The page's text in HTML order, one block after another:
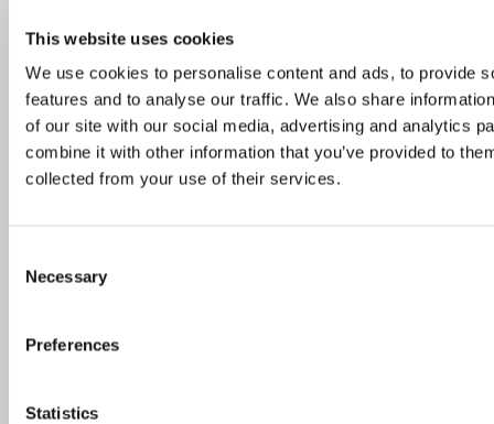
This website uses cookies
We use cookies to personalise content and ads, to provide
features and to analyse our traffic. We also share
of our site with our social media, advertising and analytics
combine it with other information that you’ve provided to
collected from your use of their services.
Selection
Necessary
Preferences
Statistics
mahlast ja krõbedat jõuluparti
8. detsember 2021
Tallinnas uue restorani
Popular Posts